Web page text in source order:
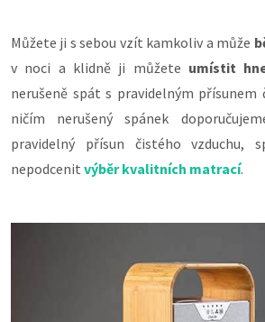
Můžete ji s sebou vzít kamkoliv a může
v noci a klidně ji můžete umístit
nerušeně spát s pravidelným přísunem
ničím nerušený spánek
pravidelný přísun čistého
nepodcenit výběr kvalitních matrací.